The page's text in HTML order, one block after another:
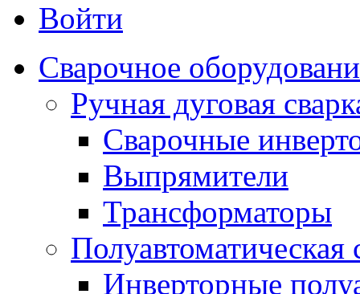
Войти
Сварочное
Ручная дуговая
Сварочные
Выпрямители
Трансформаторы
Инверторные